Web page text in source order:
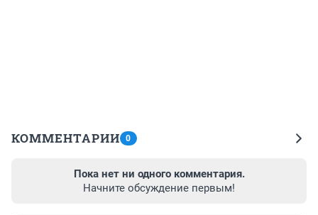
КОММЕНТАРИИ 0
Пока нет ни одного комментария.
Начните обсуждение первым!